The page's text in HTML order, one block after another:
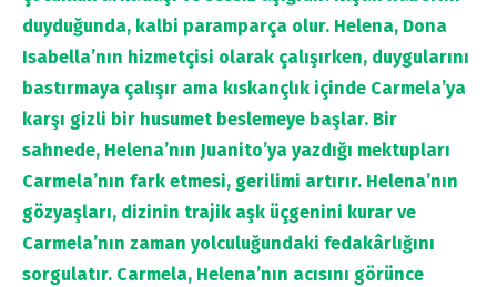
duyduğunda, kalbi paramparça olur. Helena, Dona
Isabella’nın hizmetçisi olarak çalışırken, duygularını
bastırmaya çalışır ama kıskançlık içinde Carmela’ya
karşı gizli bir husumet beslemeye başlar. Bir
sahnede, Helena’nın Juanito’ya yazdığı mektupları
Carmela’nın fark etmesi, gerilimi artırır. Helena’nın
gözyaşları, dizinin trajik aşk üçgenini kurar ve
Carmela’nın zaman yolculuğundaki fedakârlığını
sorgulatır. Carmela, Helena’nın acısını görünce